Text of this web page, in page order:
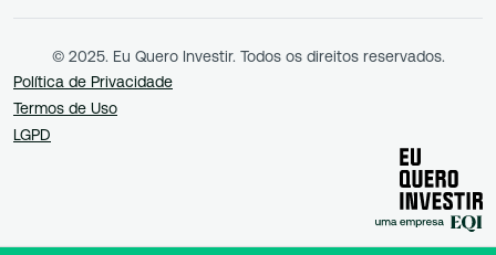
© 2025. Eu Quero Investir. Todos os direitos reservados.
Política de Privacidade
Termos de Uso
LGPD